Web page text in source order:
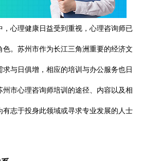
，心理健康日益受到重视，心理咨询师已
。苏州市作为长江三角洲重要的经济文
与日俱增，相应的培训与办公服务也日
市心理咨询师培训的途径、内容以及相
有志于投身此领域或寻求专业发展的人士